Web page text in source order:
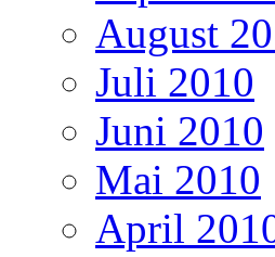
August
Juli 2010
Juni 2010
Mai 2010
April